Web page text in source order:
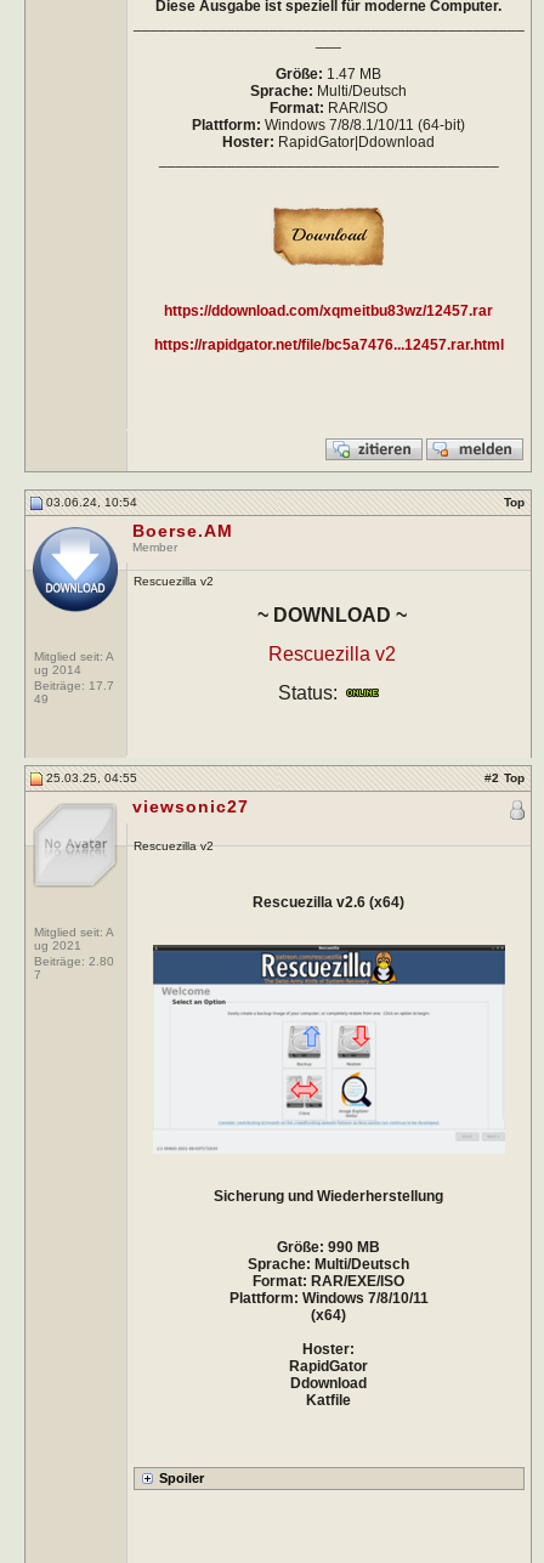
Diese Ausgabe ist speziell für moderne Computer.
Größe: 1.47 MB
Sprache: Multi/Deutsch
Format: RAR/ISO
Plattform: Windows 7/8/8.1/10/11 (64-bit)
Hoster: RapidGator|Ddownload
https://ddownload.com/xqmeitbu83wz/12457.rar
https://rapidgator.net/file/bc5a7476...12457.rar.html
03.06.24, 10:54 Top
Mitglied seit: A
ug 2014
Beiträge: 17.7
49
Boerse.AM
Member
Rescuezilla v2
~ DOWNLOAD ~
Rescuezilla v2
Status:
25.03.25, 04:55 #2 Top
Mitglied seit: A
ug 2021
Beiträge: 2.80
7
viewsonic27
Rescuezilla v2
Rescuezilla v2.6 (x64)
Sicherung und Wiederherstellung
Größe: 990 MB
Sprache: Multi/Deutsch
Format: RAR/EXE/ISO
Plattform: Windows 7/8/10/11
(x64)
Hoster:
RapidGator
Ddownload
Katfile